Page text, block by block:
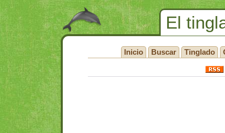
El
Inicio Buscar Tinglado